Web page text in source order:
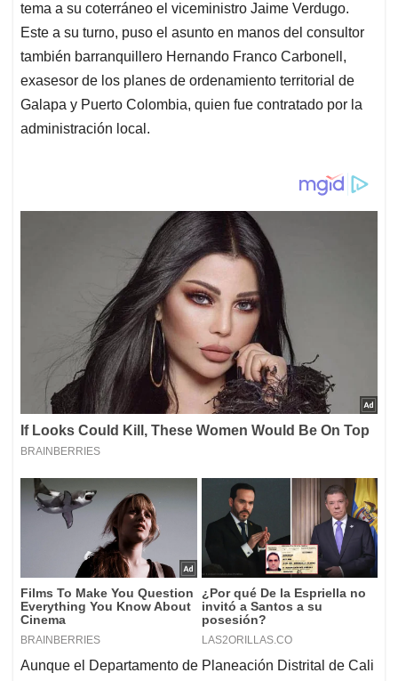
tema a su coterráneo el viceministro Jaime Verdugo.
Este a su turno, puso el asunto en manos del consultor
también barranquillero Hernando Franco Carbonell,
exasesor de los planes de ordenamiento territorial de
Galapa y Puerto Colombia, quien fue contratado por la
administración local.
Aunque el Departamento de Planeación Distrital de Cali